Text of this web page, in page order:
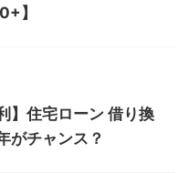
】
】住宅ローン 借り換
がチャンス？